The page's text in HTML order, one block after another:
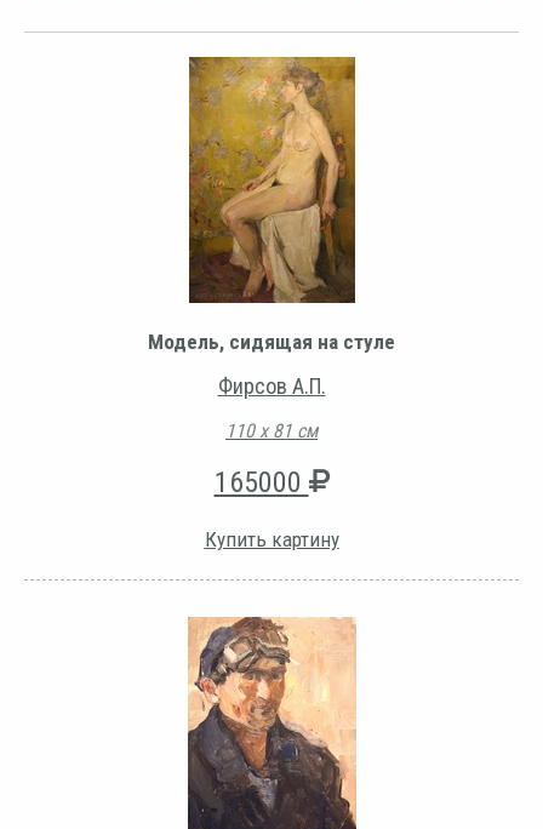
Модель, сидящая на стуле
Фирсов А.П.
110 х 81 см
165000
Купить картину